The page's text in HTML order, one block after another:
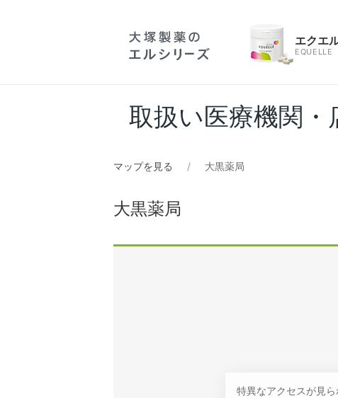
エクエ
EQUELLE
取扱い医療機関・
マップを見る 大黒薬局
大黒薬局
特異なアクセスが見